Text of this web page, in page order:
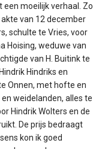
moeilijk verhaal. Zo
van 12 december
schulte te Vries, voor
Hoising, weduwe van
van H. Buitink te
Hindriks en
Onnen, met hofte en
weidelanden, alles te
Hindrik Wolters en de
De prijs bedraagt
kon ik goed